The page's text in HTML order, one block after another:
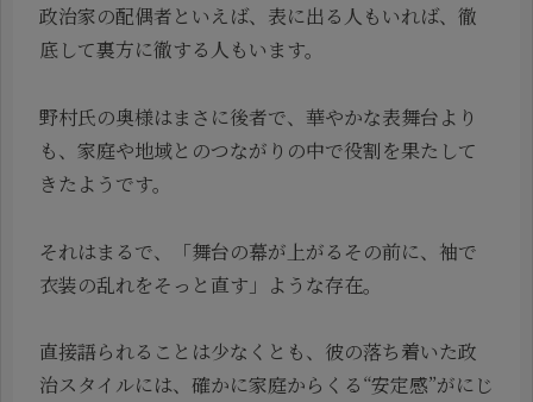
政治家の配偶者といえば、表に出る人もいれば、徹
底して裏方に徹する人もいます。
野村氏の奥様はまさに後者で、華やかな表舞台より
も、家庭や地域とのつながりの中で役割を果たして
きたようです。
それはまるで、「舞台の幕が上がるその前に、袖で
衣装の乱れをそっと直す」ような存在。
直接語られることは少なくとも、彼の落ち着いた政
治スタイルには、確かに家庭からくる“安定感”がにじ